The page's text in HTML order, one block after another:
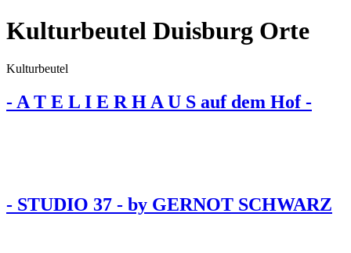
Kulturbeutel Duisburg Orte
Kulturbeutel
- A T E L I E R H A U S auf dem Hof -
- STUDIO 37 - by GERNOT SCHWARZ